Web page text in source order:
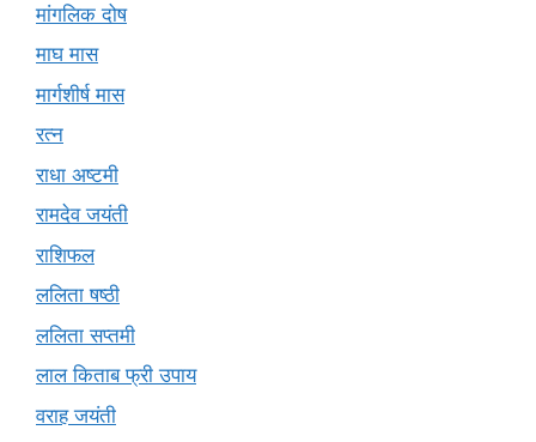
मांगलिक दोष
माघ मास
मार्गशीर्ष मास
रत्न
राधा अष्टमी
रामदेव जयंती
राशिफल
ललिता षष्ठी
ललिता सप्तमी
लाल किताब फ्री उपाय
वराह जयंती